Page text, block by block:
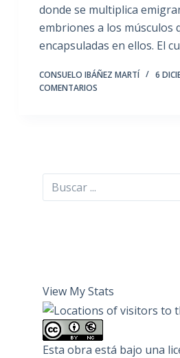
donde se multiplica
embriones a los músculos
encapsuladas en ellos. El
CONSUELO IBÁÑEZ MARTÍ 6
COMENTARIOS
Buscar
View My Stats
Esta obra está bajo una